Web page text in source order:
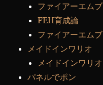
ファイアーエム
FEH育成論
ファイアーエム
メイドインワリオ
メイドインワリ
パネルでポン